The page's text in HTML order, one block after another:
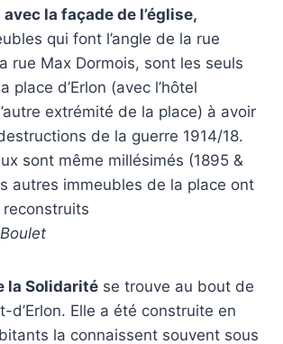
la façade de l’église,
qui font l’angle de la rue
rue Max Dormois, sont les seuls
place d’Erlon (avec l’hôtel
extrémité de la place) à avoir
de la guerre 1914/18.
sont même millésimés (1895 &
autres immeubles de la place ont
la Solidarité se trouve au bout de
d’Erlon. Elle a été construite en
la connaissent souvent sous